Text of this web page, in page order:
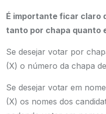
É importante ficar claro
tanto por chapa quanto
Se desejar votar por
(X) o número da chapa
Se desejar votar em
(X) os nomes dos